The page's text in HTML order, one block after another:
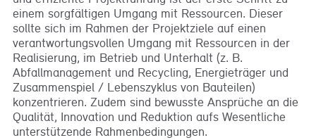
einem sorgfältigen Umgang mit Ressourcen. Dieser
sollte sich im Rahmen der Projektziele auf einen
verantwortungsvollen Umgang mit Ressourcen in der
Realisierung, im Betrieb und Unterhalt (z. B.
Abfallmanagement und Recycling, Energieträger und
Zusammenspiel / Lebenszyklus von Bauteilen)
konzentrieren. Zudem sind bewusste Ansprüche an die
Qualität, Innovation und Reduktion aufs Wesentliche
unterstützende Rahmenbedingungen.